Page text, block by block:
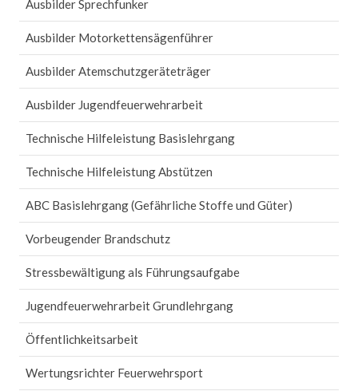
Ausbilder Sprechfunker
Ausbilder Motorkettensägenführer
Ausbilder Atemschutzgeräteträger
Ausbilder Jugendfeuerwehrarbeit
Technische Hilfeleistung Basislehrgang
Technische Hilfeleistung Abstützen
ABC Basislehrgang (Gefährliche Stoffe und Güter)
Vorbeugender Brandschutz
Stressbewältigung als Führungsaufgabe
Jugendfeuerwehrarbeit Grundlehrgang
Öffentlichkeitsarbeit
Wertungsrichter Feuerwehrsport